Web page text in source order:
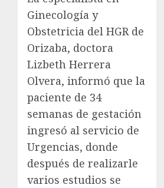
Ginecología y
Obstetricia del HGR de
Orizaba, doctora
Lizbeth Herrera
Olvera, informó que la
paciente de 34
semanas de gestación
ingresó al servicio de
Urgencias, donde
después de realizarle
varios estudios se